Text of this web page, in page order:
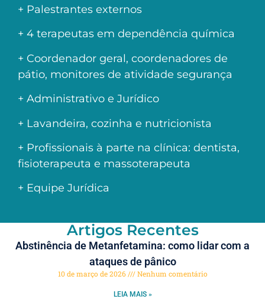
+ Palestrantes externos
+ 4 terapeutas em dependência química
+ Coordenador geral, coordenadores de
pátio, monitores de atividade segurança
+ Administrativo e Jurídico
+ Lavandeira, cozinha e nutricionista
+ Profissionais à parte na clínica: dentista,
fisioterapeuta e massoterapeuta
+ Equipe Jurídica
Artigos Recentes
Abstinência de Metanfetamina: como lidar com a
ataques de pânico
10 de março de 2026 Nenhum comentário
LEIA MAIS »